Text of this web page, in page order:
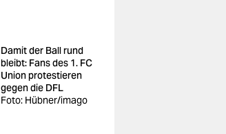
Damit der Ball rund
bleibt: Fans des 1. FC
Union protestieren
gegen die DFL
Foto: Hübner/imago